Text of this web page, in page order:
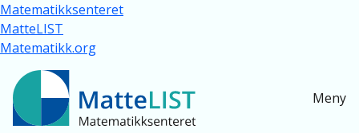
Hopp til hovedinnhold
Matematikksenteret
MatteLIST
Matematikk.org
Meny